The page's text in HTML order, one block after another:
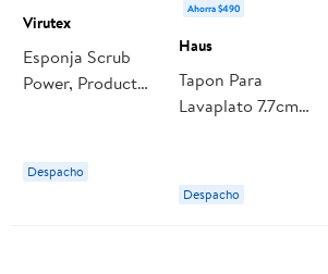
Virutex
Esponja Scrub
Power, Producto
Despacho
Ahorra $490
Haus
Tapon Para
Lavaplato 7.7cm
Despacho